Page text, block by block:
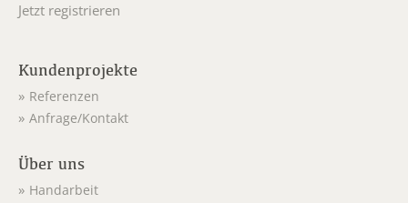
Jetzt registrieren
Kundenprojekte
Referenzen
Anfrage/Kontakt
Über uns
Handarbeit